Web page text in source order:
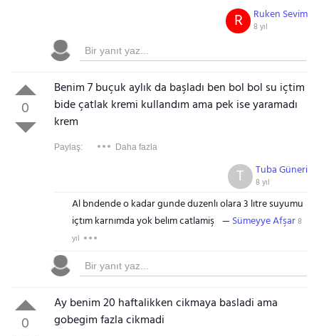
Ruken Sevim
8 yıl
R
0
Benim 7 buçuk aylık da başladı ben bol bol su içtim
bide çatlak kremi kullandım ama pek ise yaramadı
krem
Paylaş: Daha fazla
Tuba Güneri
8 yıl
T
Al bndende o kadar gunde duzenlı olara 3 lıtre suyumu
içtım karnımda yok belım catlamiş
Sümeyye Afşar8
yıl
0
Ay benim 20 haftalikken cikmaya basladi ama
gobegim fazla cikmadi